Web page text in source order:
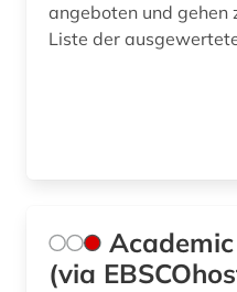
bamberg kreis (1)
bauphysik (1)
Griechenland (3)
Island (2)
angeboten und gehen
Liste der
(via